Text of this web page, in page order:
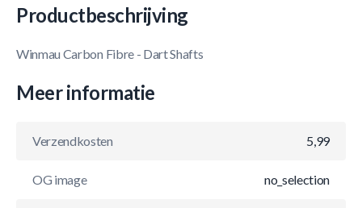
Productbeschrijving
Winmau Carbon Fibre - Dart Shafts
Meer informatie
Verzendkosten 5,99
OG image no_selection